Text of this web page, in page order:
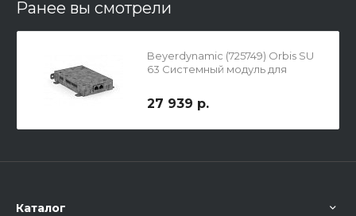
Ранее вы смотрели
Beyerdynamic (725749) Orbis SU
63 Системный модуль для
27 939 р.
Каталог